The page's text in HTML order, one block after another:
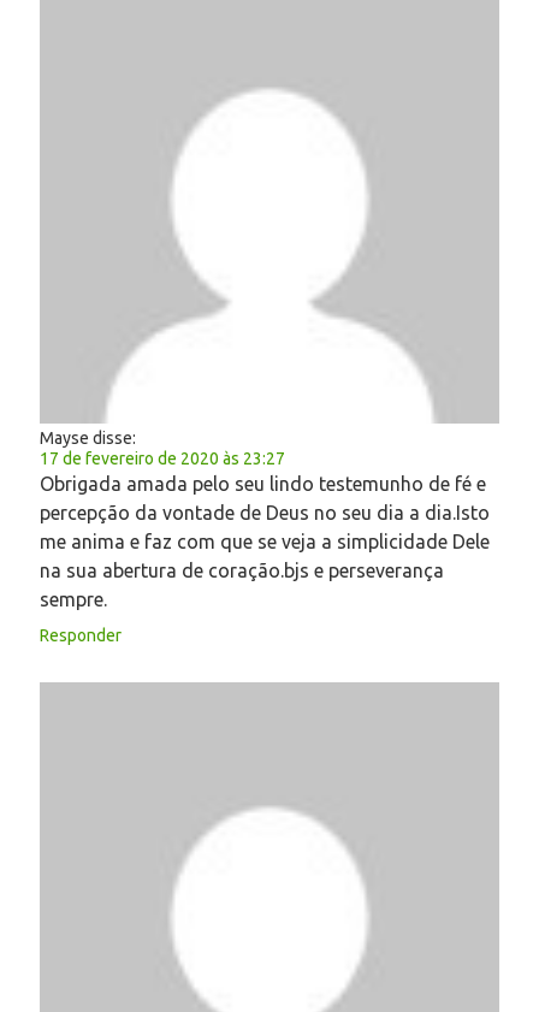
Mayse disse:
17 de fevereiro de 2020 às 23:27
Obrigada amada pelo seu lindo testemunho de fé e
percepção da vontade de Deus no seu dia a dia.Isto
me anima e faz com que se veja a simplicidade Dele
na sua abertura de coração.bjs e perseverança
sempre.
Responder